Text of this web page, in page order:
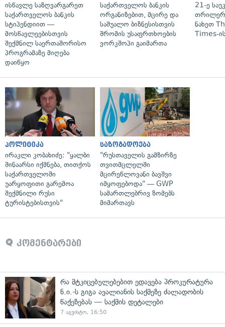
ისწავლე საზღვარგარეთ
საქართველოს ბანკის
სტიპენდიით —
მოსწავლეებისთვის
შექმნილ საერთაშორისო
პროგრამაზე მიღება
დაიწყო
საქართველოს ბანკის
ორგანიზებით, მცირე და
საშუალო ბიზნესისთვის
შრომის უსაფრთხოების
ვორკშოპი გაიმართა
21-ე
ნახეთ
Times-
პოლიტიკა
ირაკლი კობახიძე: "ყალბი
შინაარსი იქმნება, თითქოს
საქართველოში
უარყოფითი გარემოა
შექმნილი რუსი
ტურისტებისთვის"
საზოგადოება
"რუსთაველის გამზირზე
თვითმცლელში
მცირეწლოვანი ბავშვი
იმყოფებოდა" — GWP
სამართლებრივ ზომებს
მიმართავს
კომენტარები
რა მტკიცებულებებით ედავება პროკურატურა
ნ.ი.-ს გიგა ავალიანის საქმეზე ძალადობის
წაქეზებას — საქმის დეტალები
7 აგვისტო, 16:50